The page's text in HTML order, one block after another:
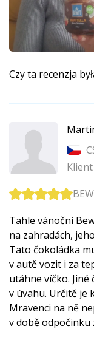
Czy ta recenzja
Tahle vánoční
na zahradách,
Tato čokoládka
v autě vozit i za
utáhne víčko.
v úvahu. Určitě je
Mravenci na ně
v době odpočinku